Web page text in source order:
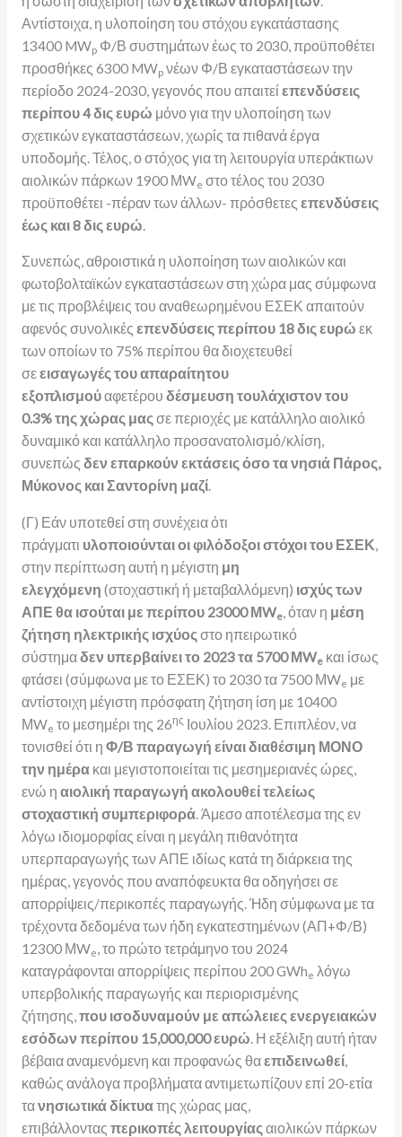
Αντίστοιχα, η υλοποίηση του στόχου εγκατάστασης
13400 MWpΦ/Β συστημάτων έως το 2030, προϋποθέτει
προσθήκες 6300 MWpνέων Φ/Β εγκαταστάσεων την
περίοδο 2024-2030, γεγονός που απαιτείεπενδύσεις
περίπου 4 δις ευρώ μόνο για την υλοποίηση των
σχετικών εγκαταστάσεων, χωρίς τα πιθανά έργα
υποδομής. Τέλος, ο στόχος για τη λειτουργία υπεράκτιων
αιολικών πάρκων 1900 ΜWe στο τέλος του 2030
προϋποθέτει -πέραν των άλλων- πρόσθετες επενδύσεις
έως και 8 δις ευρώ.
Συνεπώς, αθροιστικά η υλοποίηση των αιολικών και
φωτοβολταϊκών εγκαταστάσεων στη χώρα μας σύμφωνα
με τις προβλέψεις του αναθεωρημένου ΕΣΕΚ απαιτούν
αφενός συνολικές επενδύσεις περίπου 18 δις ευρώ εκ
των οποίων το 75% περίπου θα διοχετευθεί
σεεισαγωγές του απαραίτητου
εξοπλισμούαφετέρου δέσμευση τουλάχιστον του
0.3% της χώρας μας σε περιοχές με κατάλληλο αιολικό
δυναμικό και κατάλληλο προσανατολισμό/κλίση,
συνεπώς δεν επαρκούν εκτάσεις όσο τα νησιά Πάρος,
Μύκονος και Σαντορίνη μαζί.
(Γ) Εάν υποτεθεί στη συνέχεια ότι
πράγματι υλοποιούνται οι φιλόδοξοι στόχοι του ΕΣΕΚ,
στην περίπτωση αυτή η μέγιστη μη
ελεγχόμενη (στοχαστική ή μεταβαλλόμενη) ισχύς των
ΑΠΕ θα ισούται με περίπου 23000 ΜWe, όταν η μέση
ζήτηση ηλεκτρικής ισχύος στο ηπειρωτικό
σύστημαδεν υπερβαίνει το 2023 τα 5700 ΜWeκαι ίσως
φτάσει (σύμφωνα με το ΕΣΕΚ) το 2030 τα 7500 ΜWe με
αντίστοιχη μέγιστη πρόσφατη ζήτηση ίση με 10400
ΜWe το μεσημέρι της 26ηςΙουλίου 2023. Επιπλέον, να
τονισθεί ότι η Φ/Β παραγωγή είναι διαθέσιμη ΜΟΝΟ
την ημέρακαι μεγιστοποιείται τις μεσημεριανές ώρες,
ενώ η αιολική παραγωγή ακολουθεί τελείως
στοχαστική συμπεριφορά. Άμεσο αποτέλεσμα της εν
λόγω ιδιομορφίας είναι η μεγάλη πιθανότητα
υπερπαραγωγής των ΑΠΕ ιδίως κατά τη διάρκεια της
ημέρας, γεγονός που αναπόφευκτα θα οδηγήσει σε
απορρίψεις/περικοπές παραγωγής. Ήδη σύμφωνα με τα
τρέχοντα δεδομένα των ήδη εγκατεστημένων (ΑΠ+Φ/Β)
12300 ΜWe, το πρώτο τετράμηνο του 2024
καταγράφονται απορρίψεις περίπου 200 GWhe λόγω
υπερβολικής παραγωγής και περιορισμένης
ζήτησης,που ισοδυναμούν με απώλειες ενεργειακών
εσόδων περίπου 15,000,000 ευρώ. Η εξέλιξη αυτή ήταν
βέβαια αναμενόμενη και προφανώς θαεπιδεινωθεί,
καθώς ανάλογα προβλήματα αντιμετωπίζουν επί 20-ετία
τανησιωτικά δίκτυατης χώρας μας,
επιβάλλοντας περικοπές λειτουργίας αιολικών πάρκων